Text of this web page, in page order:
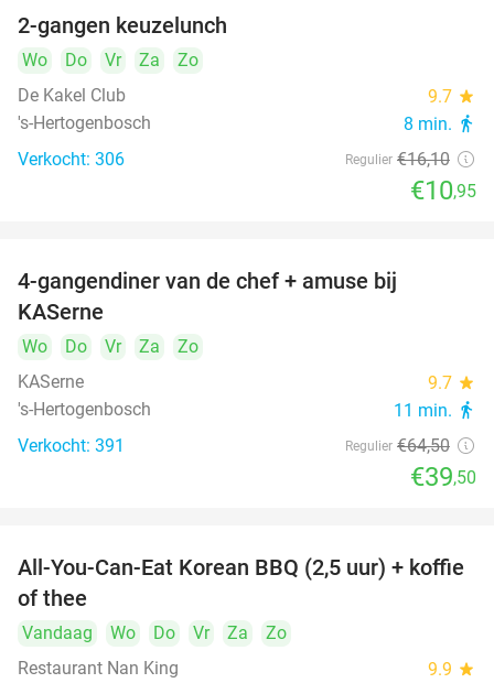
2-gangen keuzelunch
Wo Do Vr Za
Zo
De Kakel Club
9.7 star
's-Hertogenbosch 8 min. directions_walk
Verkocht: 306 Regulier €16,10
€10,95
4-gangendiner van de chef + amuse bij
KASerne
Wo Do Vr Za
Zo
KASerne
9.7 star
's-Hertogenbosch 11 min. directions_walk
Verkocht: 391 Regulier €64,50
€39,50
26%
All-You-Can-Eat Korean BBQ (2,5 uur) + koffie
of thee
Vandaag Wo Do Vr Za
Zo
Restaurant Nan King
9.9 star